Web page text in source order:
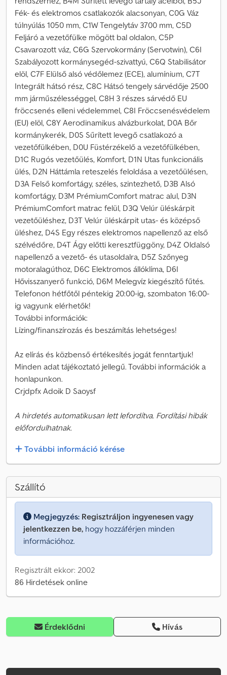
Fék- és elektromos csatlakozók alacsonyan, C0G Váz
túlnyúlás 1050 mm, C1W Tengelytáv 3700 mm, C5D
Feljáró a vezetőfülke mögött bal oldalon, C5P
Csavarozott váz, C6G Szervokormány (Servotwin), C6I
Szabályozott kormánysegéd-szivattyú, C6Q Stabilisátor
elöl, C7F Elülső alsó védőlemez (ECE), alumínium, C7T
Integrált hátsó rész, C8C Hátsó tengely sárvédője 2500
mm járműszélességgel, C8H 3 részes sárvédő EU
fröccsenés elleni védelemmel, C8I Fröccsenésvédelem
(EU) elöl, C8Y Aerodinamikus alvázburkolat, D0A Bőr
kormánykerék, D0S Sűrített levegő csatlakozó a
vezetőfülkében, D0U Füstérzékelő a vezetőfülkében,
D1C Rugós vezetőülés, Komfort, D1N Utas funkcionális
ülés, D2N Háttámla reteszelés feloldása a vezetőülésen,
D3A Felső komfortágy, széles, szintezhető, D3B Alsó
komfortágy, D3M PrémiumComfort matrac alul, D3N
PrémiumComfort matrac felül, D3Q Velúr üléskárpit
vezetőüléshez, D3T Velúr üléskárpit utas- és középső
üléshez, D4S Egy részes elektromos napellenző az első
szélvédőre, D4T Ágy előtti keresztfüggöny, D4Z Oldalsó
napellenző a vezető- és utasoldalra, D5Z Szőnyeg
motoralagúthoz, D6C Elektromos állóklíma, D6I
Hővisszanyerő funkció, D6M Melegvíz kiegészítő fűtés.
Telefonon hétfőtől péntekig 20:00-ig, szombaton 16:00-
ig vagyunk elérhetők!
További információk:
Lízing/finanszírozás és beszámítás lehetséges!
Az elírás és közbenső értékesítés jogát fenntartjuk!
Minden adat tájékoztató jellegű. További információk a
honlapunkon.
Crjdpfx Adoik D Saoysf
A hirdetés automatikusan lett lefordítva. Fordítási hibák
előfordulhatnak.
További információ kérése
Szállító
Megjegyzés: Regisztráljon ingyenesen vagy
jelentkezzen be, hogy hozzáférjen minden
információhoz.
Regisztrált ekkor: 2002
86 Hirdetések online
Érdeklődni Hívás